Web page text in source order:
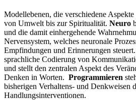
Modellebenen, die verschiedene Aspekte
von Umwelt bis zur Spiritualität. Neuro
und die damit einhergehende
Nervensystem, welches neuronale
Empfindungen und Erinnerungen steuert.
sprachliche Codierung von
und stellt den zentralen Aspekt des
Denken in Worten. ​ Programmieren
bisherigen Verhaltens- und Denkweisen
Handlungsinterventionen.